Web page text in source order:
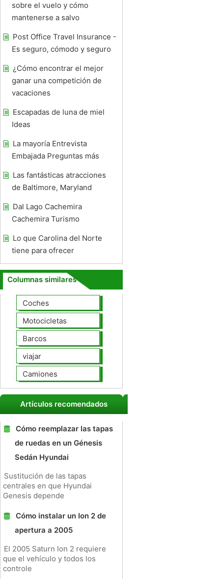
sobre el vuelo y cómo
mantenerse a salvo
Post Office Travel Insurance -
Es seguro, cómodo y seguro
¿Cómo encontrar el mejor
ganar una competición de
vacaciones
Escapadas de luna de miel
Ideas
La mayoría Entrevista
Embajada Preguntas más
Las fantásticas atracciones
de Baltimore, Maryland
Dal Lago Cachemira
Cachemira Turismo
Lo que Carolina del Norte
tiene para ofrecer
Columnas similares
Coches
Motocicletas
Barcos
viajar
Camiones
Artículos recomendados
Cómo reemplazar las tapas
de ruedas en un Génesis
Sedán Hyundai
Sustitución de las tapas
centrales en que Hyundai
Genesis depende
Cómo instalar un Ion 2 de
apertura a 2005
El 2005 Saturn Ion 2 requiere
que el vehículo y todos los
controle